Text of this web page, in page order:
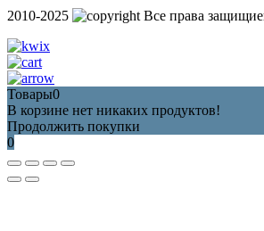
2010-2025
Все права
Товары0
В корзине нет никаких продуктов!
Продолжить покупки
0